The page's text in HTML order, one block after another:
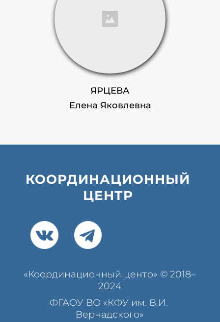
ЯРЦЕВА
Елена Яковлевна
КООРДИНАЦИОННЫЙ
ЦЕНТР
«Координационный центр» © 2018–
2024
ФГАОУ ВО «КФУ им. В.И.
Вернадского»